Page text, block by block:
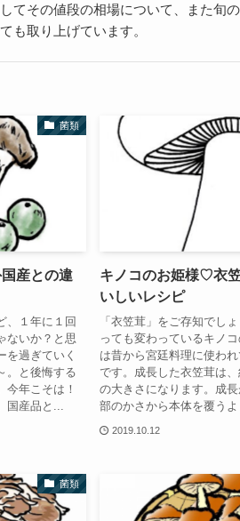
てその値段の相場について、また旬
も取り上げています。
菌類
産との違
、１年に１回
ないか？と思
を過ぎていく
。と後悔する
年こそは！
国産品と...
キノコのお姫様♡衣
いしいレシピ
「衣笠茸」をご存知でし
っても変わっているキノ
は昔から宮廷料理に使わ
です。成長した衣笠茸は
の大きさになります。成
部のかさから本体を覆う
2019.10.12
菌類